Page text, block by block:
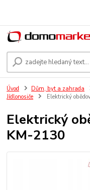
Úvod Dům, byt a zahrada
Jídlonosiče
Elektrický
Elektrický
KM-2130